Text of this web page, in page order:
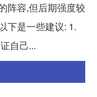
阵容,但后期强度较
下是一些建议: 1.
自己...